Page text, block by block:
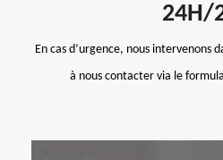
24H/
En cas d’urgence, nous intervenons
à nous contacter via le